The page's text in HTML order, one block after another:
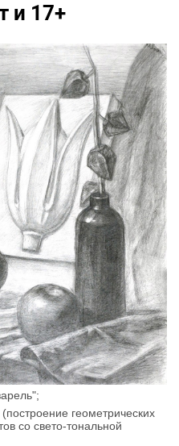
и 17+
геометрических
со свето-тональной